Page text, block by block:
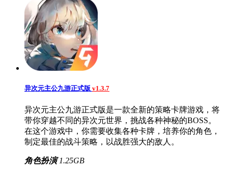
异次元主公九游正式版 v1.3.7
异次元主公九游正式版是一款全新的策略卡牌游戏，将
带你穿越不同的异次元世界，挑战各种神秘的BOSS。
在这个游戏中，你需要收集各种卡牌，培养你的角色，
制定最佳的战斗策略，以战胜强大的敌人。
角色扮演 1.25GB